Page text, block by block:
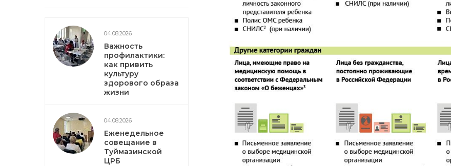
04.08.2026
Важность
профилактики:
как привить
культуру
здорового образа
жизни
04.08.2026
Еженедельное
совещание в
Туймазинской
ЦРБ